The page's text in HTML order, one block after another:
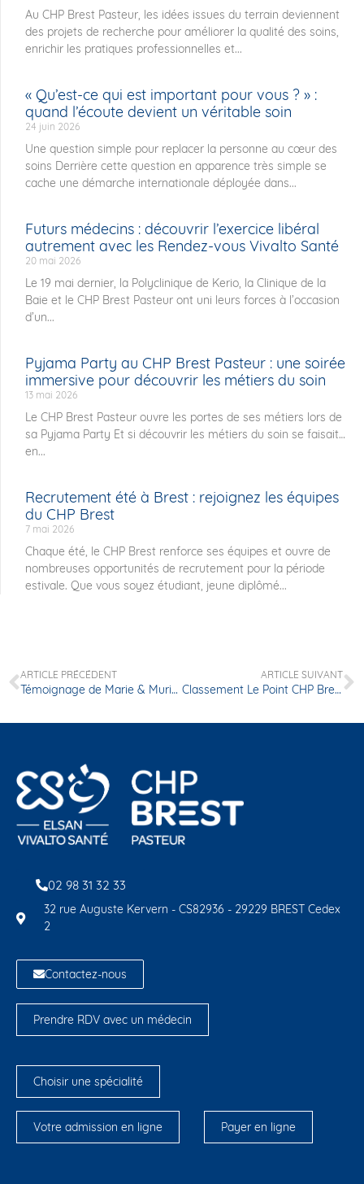
Au CHP Brest Pasteur, les idées issues du terrain deviennent
des projets de recherche pour améliorer la qualité des soins,
enrichir les pratiques professionnelles et...
« Qu’est-ce qui est important pour vous ? » :
quand l’écoute devient un véritable soin
24 juin 2026
Une question simple pour replacer la personne au cœur des
soins Derrière cette question en apparence très simple se
cache une démarche internationale déployée dans...
Futurs médecins : découvrir l’exercice libéral
autrement avec les Rendez-vous Vivalto Santé
20 mai 2026
Le 19 mai dernier, la Polyclinique de Kerio, la Clinique de la
Baie et le CHP Brest Pasteur ont uni leurs forces à l’occasion
d’un...
Pyjama Party au CHP Brest Pasteur : une soirée
immersive pour découvrir les métiers du soin
13 mai 2026
Le CHP Brest Pasteur ouvre les portes de ses métiers lors de
sa Pyjama Party Et si découvrir les métiers du soin se faisait…
en...
Recrutement été à Brest : rejoignez les équipes
du CHP Brest
7 mai 2026
Chaque été, le CHP Brest renforce ses équipes et ouvre de
nombreuses opportunités de recrutement pour la période
estivale. Que vous soyez étudiant, jeune diplômé...
ARTICLE PRÉCÉDENT
Témoignage de Marie & Murielle – Fin de la saison 1 de « Culture à Pasteur » avec Plages Magnétiques
ARTICLE SUIVANT
Classement Le Point CHP Brest
02 98 31 32 33
32 rue Auguste Kervern - CS82936 - 29229 BREST Cedex
2
Contactez-nous
Prendre RDV avec un médecin
Choisir une spécialité
Votre admission en ligne Payer en ligne